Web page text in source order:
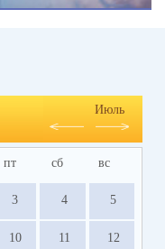
Июль
пт сб вс
3 4 5
10 11 12